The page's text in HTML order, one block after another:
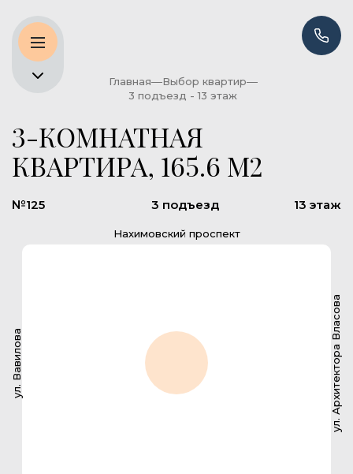
Главная
Выбор квартир
3 подъезд - 13 этаж
3-КОМНАТНАЯ
КВАРТИРА, 165.6 М2
№125 3 подъезд 13 этаж
ул. Вавилова
Нахимовский проспект
ул. Архитектора Власова